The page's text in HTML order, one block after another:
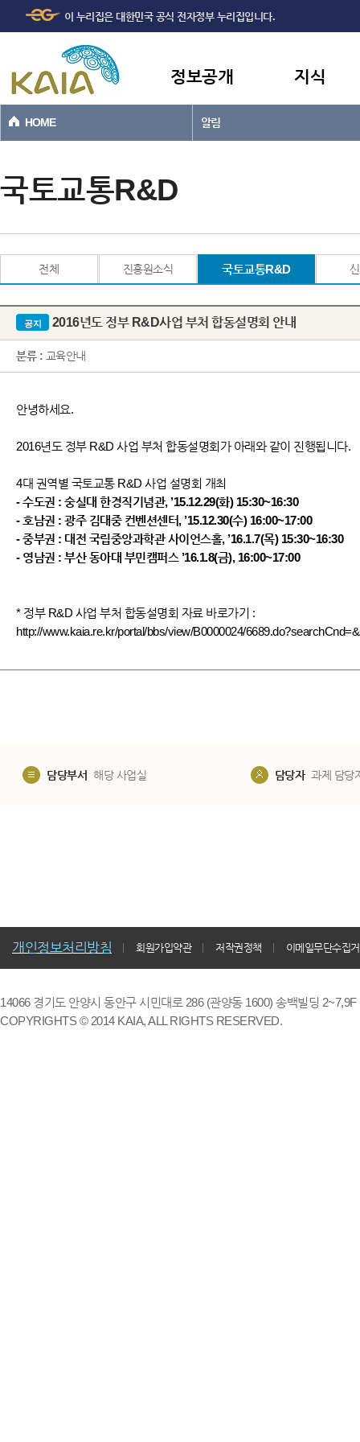
본문바로가기
이 누리집은 대한민국 공식 전자정부 누리집입니다.
정보공개 지식
HOME 알림
국토교통R&D
전체 진흥원소식 국토교통R&D
공지 2016년도 정부 R&D사업 부처 합동설명회 안내
분류 : 교육안내
안녕하세요.
2016년도 정부 R&D 사업 부처 합동설명회가 아래와 같이 진행됩니다.
4대 권역별 국토교통 R&D 사업 설명회 개최
- 수도권 : 숭실대 한경직기념관, ’15.12.29(화) 15:30~16:30
- 호남권 : 광주 김대중 컨벤션센터, ’15.12.30(수) 16:00~17:00
- 중부권 : 대전 국립중앙과학관 사이언스홀, ’16.1.7(목) 15:30~16:30
- 영남권 : 부산 동아대 부민캠퍼스 ’16.1.8(금), 16:00~17:00
* 정부 R&D 사업 부처 합동설명회 자료 바로가기 :
http://www.kaia.re.kr/portal/bbs/view/B0000024/
담당부서 해당 사업실 담당자 과제 담당
개인정보처리방침 회원가입약관 저작권정책 이메일무단수집
14066 경기도 안양시 동안구 시민대로 286 (관양동 1600) 송백빌딩
COPYRIGHTS © 2014 KAIA, ALL RIGHTS RESERVED.